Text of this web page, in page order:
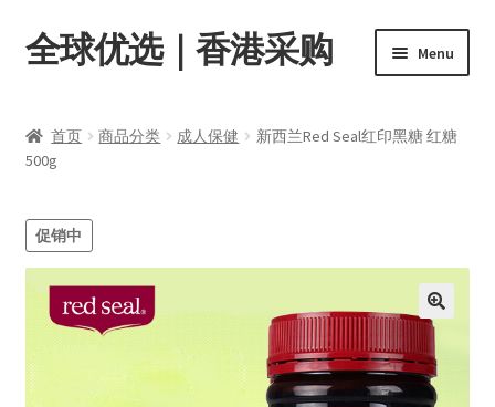
Skip
to
Skip
to
全球优选｜香港采购 Menu
商品分类
店内资讯
转账窗口
会员中心
Expand
child
menu
首页 商品分类 成人保健
新西兰Red Seal红印黑糖 红糖
500g
促销中